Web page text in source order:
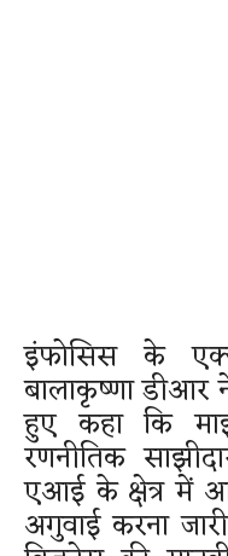
इंफोसिस के
बालाकृष्णा डीआर
हुए कहा कि
रणनीतिक
एआई के क्षेत्र में आ
अगुवाई करना